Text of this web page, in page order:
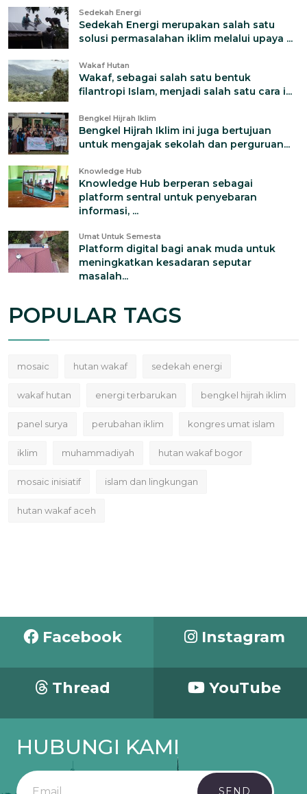
Sedekah Energi
Sedekah Energi merupakan salah satu
solusi permasalahan iklim melalui upaya ...
Wakaf Hutan
Wakaf, sebagai salah satu bentuk
filantropi Islam, menjadi salah satu cara i...
Bengkel Hijrah Iklim
Bengkel Hijrah Iklim ini juga bertujuan
untuk mengajak sekolah dan perguruan...
Knowledge Hub
Knowledge Hub berperan sebagai
platform sentral untuk penyebaran
informasi, ...
Umat Untuk Semesta
Platform digital bagi anak muda untuk
meningkatkan kesadaran seputar
masalah...
POPULAR TAGS
mosaic hutan wakaf sedekah energi
wakaf hutan energi terbarukan bengkel hijrah iklim
panel surya perubahan iklim kongres umat islam
iklim muhammadiyah hutan wakaf bogor
mosaic inisiatif islam dan lingkungan
hutan wakaf aceh
Facebook Instagram
Thread YouTube
HUBUNGI KAMI
SEND